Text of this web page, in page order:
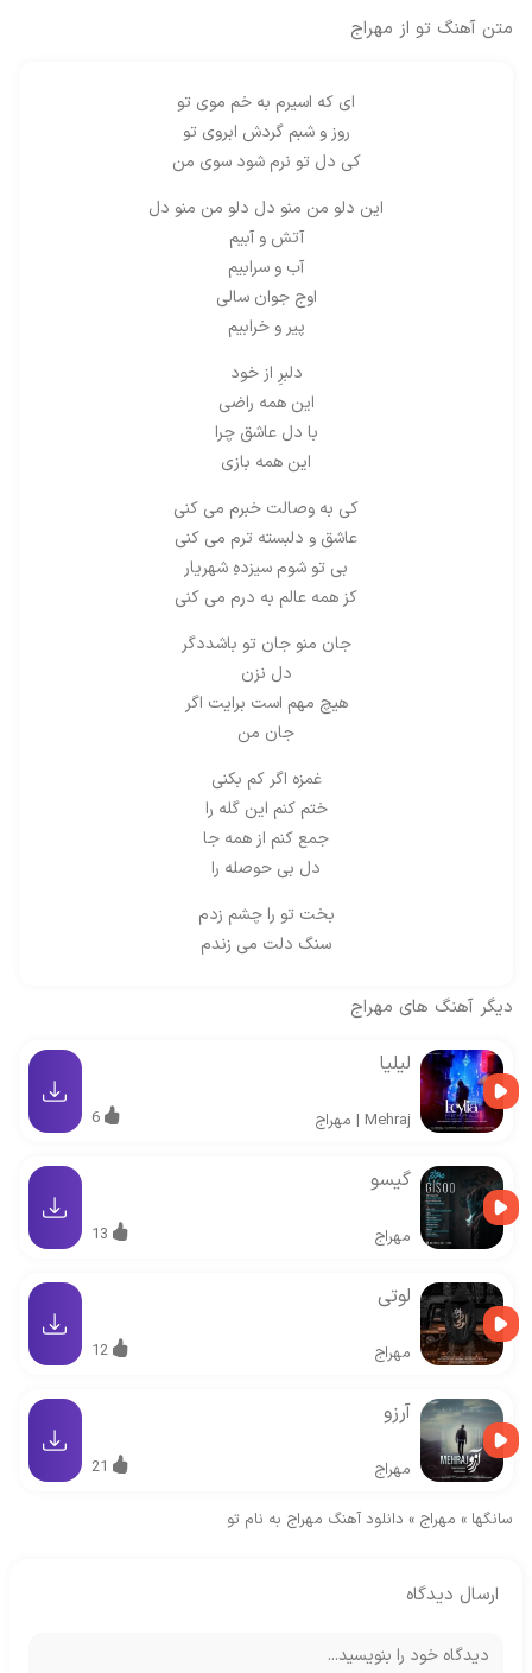
متن آهنگ تو از مهراج
اى كه اسيرم به خم موى تو
روز و شبم گردش ابروى تو
كى دل تو نرم شود سوى من
اين دلو من منو دل دلو من منو دل
آتش و آبيم
آب و سرابيم
اوج جوان سالى
پير و خرابيم
دلبرِ از خود
اين همه راضى
با دل عاشق چرا
اين همه بازى
كى به وصالت خبرم مى كنى
عاشق و دلبسته ترم مى كنى
بى تو شوم سيزدهِ شهريار
كز همه عالم به درم مى كنى
جان منو جان تو باشددگر
دل نزن
هيچ مهم است برايت اگر
جان من
غمزه اگر كم بكنى
ختم كنم اين گله را
جمع كنم از همه جا
دل بى حوصله را
بخت تو را چشم زدم
سنگ دلت مى زندم
دیگر آهنگ های مهراج
لیلیا
Mehraj
| مهراج 6
گیسو
مهراج 13
لوتی
مهراج 12
آرزو
مهراج 21
سانگها » مهراج » دانلود آهنگ مهراج به نام تو
ارسال دیدگاه